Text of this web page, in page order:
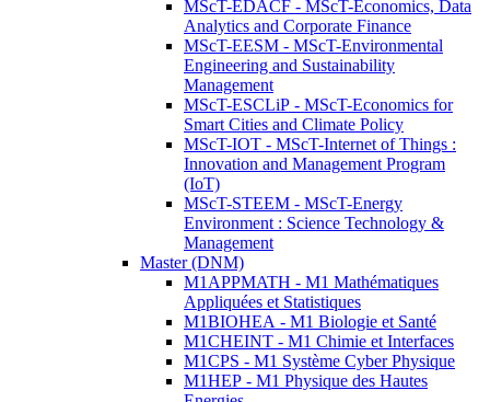
MScT-EDACF - MScT-Economics, Data
Analytics and Corporate Finance
MScT-EESM - MScT-Environmental
Engineering and Sustainability
Management
MScT-ESCLiP - MScT-Economics for
Smart Cities and Climate Policy
MScT-IOT - MScT-Internet of Things :
Innovation and Management Program
(IoT)
MScT-STEEM - MScT-Energy
Environment : Science Technology &
Management
Master (DNM)
M1APPMATH - M1 Mathématiques
Appliquées et Statistiques
M1BIOHEA - M1 Biologie et Santé
M1CHEINT - M1 Chimie et Interfaces
M1CPS - M1 Système Cyber Physique
M1HEP - M1 Physique des Hautes